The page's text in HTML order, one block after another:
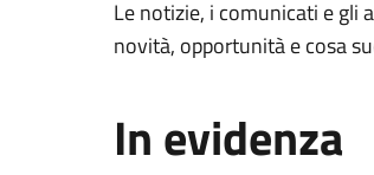
Le notizie, i comunicati e gli
novità, opportunità e cosa
In evidenza